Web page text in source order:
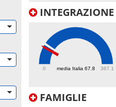
media Italia 67.8
0 367.1
FAMIGLIE